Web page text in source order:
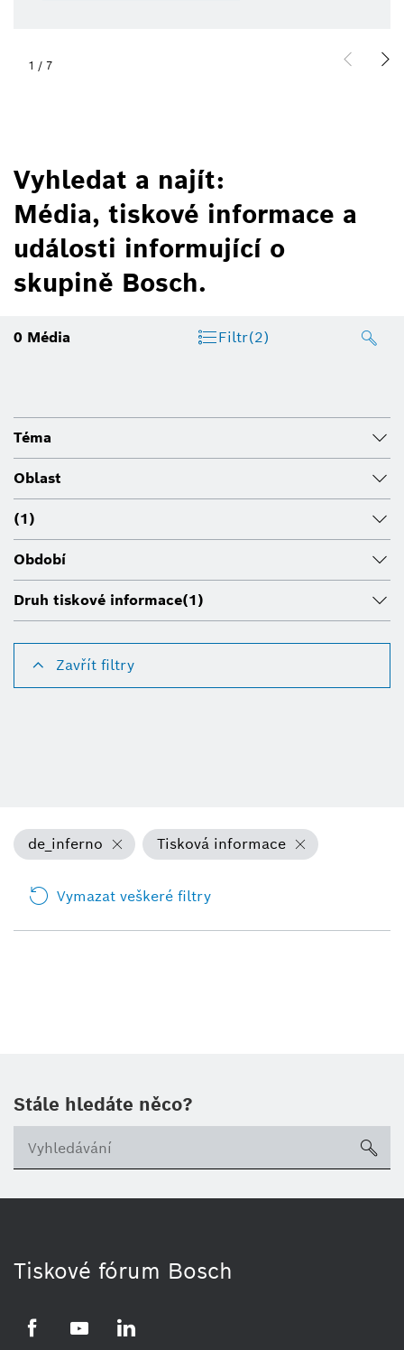
1 / 7
Vyhledat a najít:
Média, tiskové informace a
události informující o
skupině Bosch.
0 Média Filtr(2)
Téma
Oblast
(1)
Období
Druh tiskové informace(1)
Zavřít filtry
de_inferno Tisková informace
Vymazat veškeré filtry
Stále hledáte něco?
Tiskové fórum Bosch